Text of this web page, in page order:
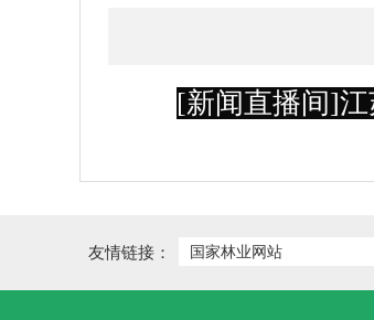
[新闻直播间]
友情链接： 国家林业网站